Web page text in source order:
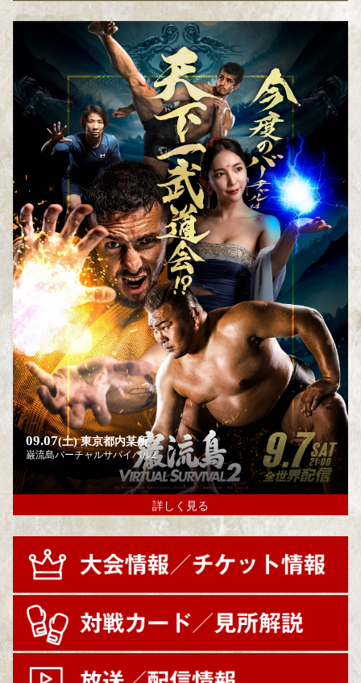
09.07(土)東京都内某所
巌流島バーチャルサバイバル2
詳しく見る